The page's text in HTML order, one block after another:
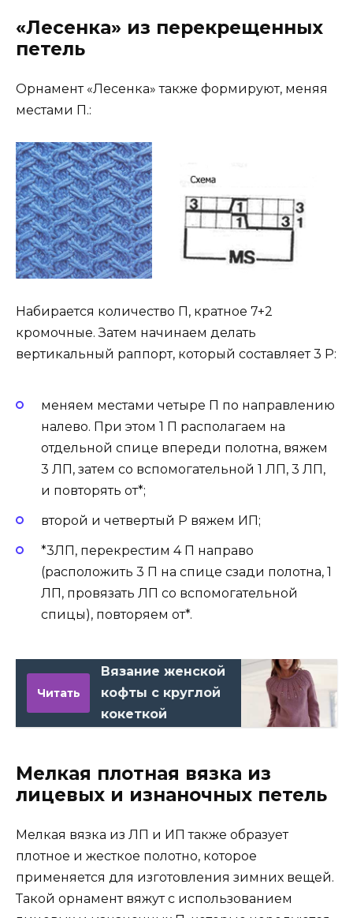
«Лесенка» из перекрещенных
петель
Орнамент «Лесенка» также формируют, меняя
местами П.:
Набирается количество П, кратное 7+2
кромочные. Затем начинаем делать
вертикальный раппорт, который составляет 3 Р:
меняем местами четыре П по направлению
налево. При этом 1 П располагаем на
отдельной спице впереди полотна, вяжем
3 ЛП, затем со вспомогательной 1 ЛП, 3 ЛП,
и повторять от*;
второй и четвертый Р вяжем ИП;
*3ЛП, перекрестим 4 П направо
(расположить 3 П на спице сзади полотна, 1
ЛП, провязать ЛП со вспомогательной
спицы), повторяем от*.
Читать
Вязание женской
кофты с круглой
кокеткой
Мелкая плотная вязка из
лицевых и изнаночных петель
Мелкая вязка из ЛП и ИП также образует
плотное и жесткое полотно, которое
применяется для изготовления зимних вещей.
Такой орнамент вяжут с использованием